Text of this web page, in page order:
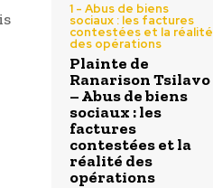
1 - Abus de biens
sociaux : les factures
contestées et la réalité
des opérations
Plainte de
Ranarison Tsilavo
– Abus de biens
sociaux : les
factures
contestées et la
réalité des
opérations